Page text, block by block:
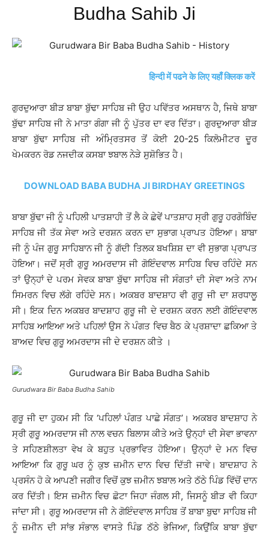
Budha Sahib Ji
हिन्दी में पढने के लिए यहाँ क्लिक करें
ਗੁਰਦੁਆਰਾ ਬੀੜ ਬਾਬਾ ਬੁੱਢਾ ਸਾਹਿਬ ਜੀ ਉਹ ਪਵਿੱਤਰ ਅਸਥਾਨ ਹੈ, ਜਿਥੇ ਬਾਬਾ
ਬੁੱਢਾ ਸਾਹਿਬ ਜੀ ਨੇ ਮਾਤਾ ਗੰਗਾ ਜੀ ਨੂੰ ਪੁੱਤਰ ਦਾ ਵਰ ਦਿੱਤਾ। ਗੁਰਦੁਆਰਾ ਬੀੜ
ਬਾਬਾ ਬੁੱਢਾ ਸਾਹਿਬ ਜੀ ਅੰਮ੍ਰਿਤਸਰ ਤੋਂ ਕੋਈ 20-25 ਕਿਲੋਮੀਟਰ ਦੂਰ
ਖੇਮਕਰਨ ਰੋਡ ਨਜਦੀਕ ਕਸਬਾ ਝਬਾਲ ਨੇੜੇ ਸੁਸ਼ੋਭਿਤ ਹੈ।
DOWNLOAD BABA BUDHA JI BIRDHAY GREETINGS
ਬਾਬਾ ਬੁੱਢਾ ਜੀ ਨੂੰ ਪਹਿਲੀ ਪਾਤਸ਼ਾਹੀ ਤੋਂ ਲੈ ਕੇ ਛੇਵੇਂ ਪਾਤਸ਼ਾਹ ਸ੍ਰੀ ਗੁਰੂ ਹਰਗੋਬਿੰਦ
ਸਾਹਿਬ ਜੀ ਤੱਕ ਸੇਵਾ ਅਤੇ ਦਰਸ਼ਨ ਕਰਨ ਦਾ ਸੁਭਾਗ ਪ੍ਰਾਪਤ ਹੋਇਆ। ਬਾਬਾ
ਜੀ ਨੂੰ ਪੰਜ ਗੁਰੂ ਸਾਹਿਬਾਨ ਜੀ ਨੂੰ ਗੱਦੀ ਤਿਲਕ ਬਖਸ਼ਿਸ਼ ਦਾ ਵੀ ਸੁਭਾਗ ਪ੍ਰਾਪਤ
ਹੋਇਆ। ਜਦੋਂ ਸ੍ਰੀ ਗੁਰੂ ਅਮਰਦਾਸ ਜੀ ਗੋਇੰਦਵਾਲ ਸਾਹਿਬ ਵਿਚ ਰਹਿੰਦੇ ਸਨ
ਤਾਂ ਉਨ੍ਹਾਂ ਦੇ ਪਰਮ ਸੇਵਕ ਬਾਬਾ ਬੁੱਢਾ ਸਾਹਿਬ ਜੀ ਸੰਗਤਾਂ ਦੀ ਸੇਵਾ ਅਤੇ ਨਾਮ
ਸਿਮਰਨ ਵਿਚ ਲੱਗੇ ਰਹਿੰਦੇ ਸਨ। ਅਕਬਰ ਬਾਦਸ਼ਾਹ ਵੀ ਗੁਰੂ ਜੀ ਦਾ ਸ਼ਰਧਾਲੂ
ਸੀ। ਇਕ ਦਿਨ ਅਕਬਰ ਬਾਦਸ਼ਾਹ ਗੁਰੂ ਜੀ ਦੇ ਦਰਸ਼ਨ ਕਰਨ ਲਈ ਗੋਇੰਦਵਾਲ
ਸਾਹਿਬ ਆਇਆ ਅਤੇ ਪਹਿਲਾਂ ਉਸ ਨੇ ਪੰਗਤ ਵਿਚ ਬੈਠ ਕੇ ਪ੍ਰਸ਼ਾਦਾ ਛਕਿਆ ਤੇ
ਬਾਅਦ ਵਿਚ ਗੁਰੂ ਅਮਰਦਾਸ ਜੀ ਦੇ ਦਰਸ਼ਨ ਕੀਤੇ ।
Gurudwara Bir Baba Budha Sahib
ਗੁਰੂ ਜੀ ਦਾ ਹੁਕਮ ਸੀ ਕਿ ‘ਪਹਿਲਾਂ ਪੰਗਤ ਪਾਛੇ ਸੰਗਤ’। ਅਕਬਰ ਬਾਦਸ਼ਾਹ ਨੇ
ਸ੍ਰੀ ਗੁਰੂ ਅਮਰਦਾਸ ਜੀ ਨਾਲ ਵਚਨ ਬਿਲਾਸ ਕੀਤੇ ਅਤੇ ਉਨ੍ਹਾਂ ਦੀ ਸੇਵਾ ਭਾਵਨਾ
ਤੇ ਸਹਿਣਸ਼ੀਲਤਾ ਵੇਖ ਕੇ ਬਹੁਤ ਪ੍ਰਭਾਵਿਤ ਹੋਇਆ। ਉਨ੍ਹਾਂ ਦੇ ਮਨ ਵਿਚ
ਆਇਆ ਕਿ ਗੁਰੂ ਘਰ ਨੂੰ ਕੁਝ ਜ਼ਮੀਨ ਦਾਨ ਵਿਚ ਦਿੱਤੀ ਜਾਵੇ। ਬਾਦਸ਼ਾਹ ਨੇ
ਪ੍ਰਸੰਨ ਹੋ ਕੇ ਆਪਣੀ ਜਗੀਰ ਵਿਚੋਂ ਕੁਝ ਜ਼ਮੀਨ ਝਬਾਲ ਅਤੇ ਠੱਠੇ ਪਿੰਡ ਵਿੱਚੋਂ ਦਾਨ
ਕਰ ਦਿੱਤੀ। ਇਸ ਜ਼ਮੀਨ ਵਿਚ ਛੋਟਾ ਜਿਹਾ ਜੰਗਲ ਸੀ, ਜਿਸਨੂੰ ਬੀੜ ਵੀ ਕਿਹਾ
ਜਾਂਦਾ ਸੀ। ਗੁਰੂ ਅਮਰਦਾਸ ਜੀ ਨੇ ਗੋਇੰਦਵਾਲ ਸਾਹਿਬ ਤੋਂ ਬਾਬਾ ਬੁਢਾ ਸਾਹਿਬ ਜੀ
ਨੂੰ ਜ਼ਮੀਨ ਦੀ ਸਾਂਭ ਸੰਭਾਲ ਵਾਸਤੇ ਪਿੰਡ ਠੱਠੇ ਭੇਜਿਆ, ਕਿਉਂਕਿ ਬਾਬਾ ਬੁੱਢਾ